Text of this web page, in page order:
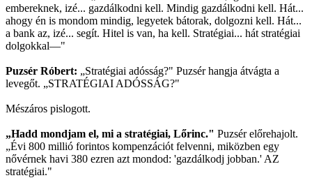
embereknek, izé... gazdálkodni kell. Mindig gazdálkodni kell. Hát...
ahogy én is mondom mindig, legyetek bátorak, dolgozni kell. Hát...
a bank az, izé... segít. Hitel is van, ha kell. Stratégiai... hát stratégiai
dolgokkal—"
Puzsér Róbert: „Stratégiai adósság?" Puzsér hangja átvágta a
levegőt. „STRATÉGIAI ADÓSSÁG?"
Mészáros pislogott.
„Hadd mondjam el, mi a stratégiai, Lőrinc." Puzsér előrehajolt.
„Évi 800 millió forintos kompenzációt felvenni, miközben egy
nővérnek havi 380 ezren azt mondod: 'gazdálkodj jobban.' AZ
stratégiai."